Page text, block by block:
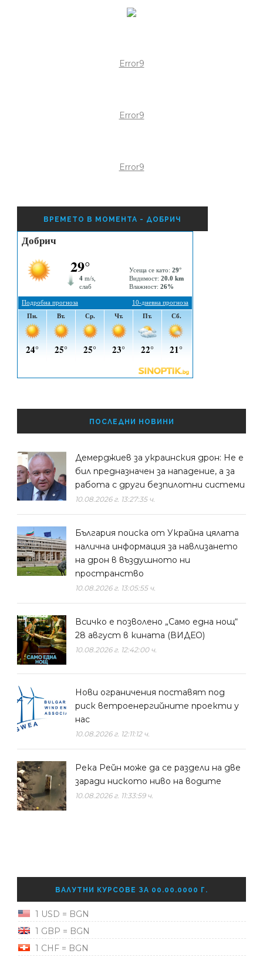
Error9
Error9
Error9
ВРЕМЕТО В МОМЕНТА - ДОБРИЧ
ПОСЛЕДНИ НОВИНИ
Демерджиев за украинския дрон: Не е
бил предназначен за нападение, а за
работа с други безпилотни системи
10.08.2026 г. 13:27:35 ч.
България поиска от Украйна цялата
налична информация за навлизането
на дрон в въздушното ни
пространство
10.08.2026 г. 13:05:55 ч.
Всичко е позволено „Само една нощ“
28 август в кината (ВИДЕО)
10.08.2026 г. 12:42:00 ч.
Нови ограничения поставят под
риск ветроенергийните проекти у
нас
10.08.2026 г. 12:11:12 ч.
Река Рейн може да се раздели на две
заради ниското ниво на водите
10.08.2026 г. 11:33:59 ч.
ВАЛУТНИ КУРСОВЕ ЗА 00.00.0000 Г.
1 USD = BGN
1 GBP = BGN
1 CHF = BGN